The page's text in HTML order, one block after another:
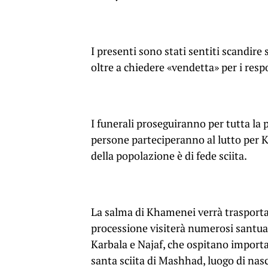
I presenti sono stati sentiti scandire
oltre a chiedere «vendetta» per i
I funerali proseguiranno per tutta la
persone parteciperanno al lutto per
della popolazione è di fede sciita.
La salma di Khamenei verrà
processione visiterà numerosi
Karbala e Najaf, che ospitano
santa sciita di Mashhad, luogo di